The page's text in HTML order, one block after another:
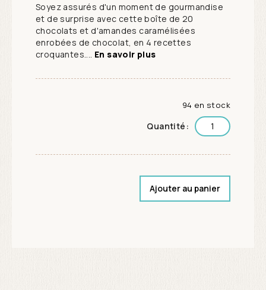
Soyez assurés d'un moment de gourmandise
et de surprise avec cette boîte de 20
chocolats et d'amandes caramélisées
enrobées de chocolat, en 4 recettes
croquantes.... En savoir plus
94 en stock
Quantité:
Ajouter au panier